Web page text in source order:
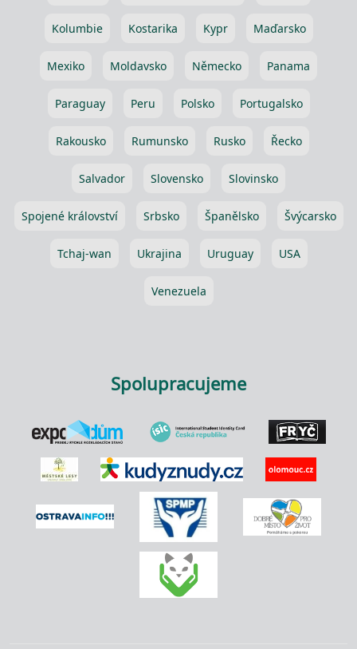
Kolumbie Kostarika Kypr Maďarsko
Mexiko Moldavsko Německo Panama
Paraguay Peru Polsko Portugalsko
Rakousko Rumunsko Rusko Řecko
Salvador Slovensko Slovinsko
Spojené království Srbsko Španělsko Švýcarsko
Tchaj-wan Ukrajina Uruguay USA
Venezuela
Spolupracujeme